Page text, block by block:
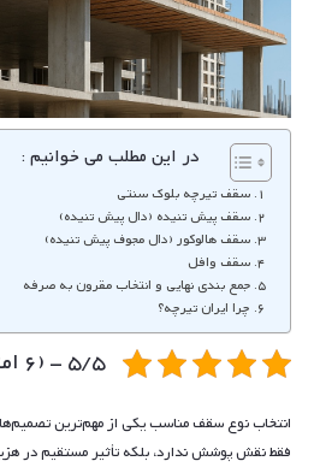
در این مطلب می خوانیم :
سقف تیرچه‌ بلوک سنتی
سقف پیش تنیده (دال پیش تنیده)
سقف هالوکور (دال مجوف پیش تنیده)
سقف وافل
جمع بندی نهایی و انتخاب مقرون به صرفه
چرا ایران تیرچه؟
5/5 - (6 امتیاز)
انتخاب نوع سقف مناسب یکی از مهم‌ترین
فقط نقش پوشش ندارد، بلکه تأثیر مستقیم در